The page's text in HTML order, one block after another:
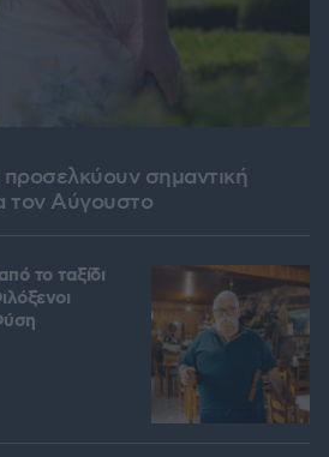
σημαντική
τον Αύγουστο
το ταξίδι